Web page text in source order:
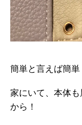
簡単と言えば簡単
家にいて、本体
から！